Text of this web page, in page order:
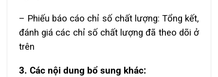
– Phiếu báo cáo chỉ số chất lượng: Tổng kết,
đánh giá các chỉ số chất lượng đã theo dõi ở
trên
3. Các nội dung bổ sung khác: